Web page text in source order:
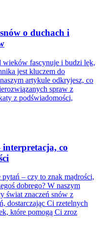
o duchach i
wieków fascynuje i budzi lęk,
jest kluczem do
artykule odkryjesz, co
spraw z
z podświadomości,
interpretacja, co
– czy to znak mądrości,
dobrego? W naszym
świat znaczeń snów z
dostarczając Ci rzetelnych
które pomogą Ci zroz